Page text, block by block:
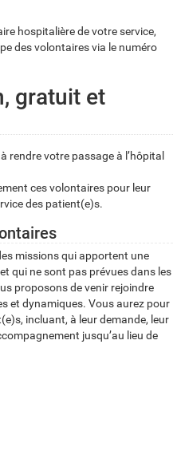
hospitalière de votre service,
des volontaires via le numéro
gratuit et
rendre votre passage à l’hôpital
ces volontaires pour leur
des patient(e)s.
missions qui apportent une
qui ne sont pas prévues dans les
proposons de venir rejoindre
et dynamiques. Vous aurez pour
incluant, à leur demande, leur
jusqu’au lieu de